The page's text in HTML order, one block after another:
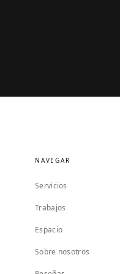
NAVEGAR
Servicios
Trabajos
Espacio
Sobre nosotros